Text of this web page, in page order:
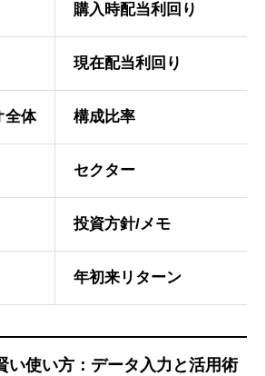
購入時配当利回り
現在配当利回り
全体 構成比率
セクター
投資方針/メモ
年初来リターン
い使い方：データ入力と活用術